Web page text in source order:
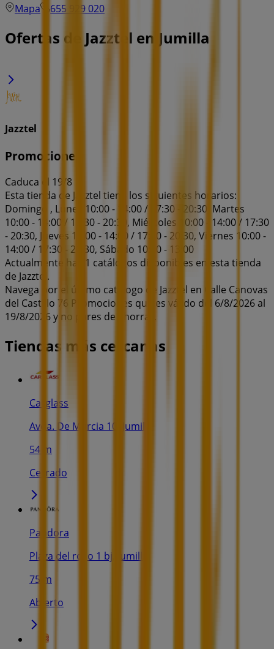
Mapa
655 929 020
Ofertas de Jazztel en Jumilla
Jazztel
Promociones
Caduca el 19/8
Esta tienda de Jazztel tiene los siguientes horarios:
Domingo , Lunes 10:00 - 14:00 / 17:30 - 20:30, Martes
10:00 - 14:00 / 17:30 - 20:30, Miércoles 10:00 - 14:00 / 17:30
- 20:30, Jueves 10:00 - 14:00 / 17:30 - 20:30, Viernes 10:00 -
14:00 / 17:30 - 20:30, Sábado 10:00 - 13:00
Actualmente hay 1 catálogos disponibles en esta tienda
de Jazztel.
Navega por el último catálogo de Jazztel en Calle Canovas
del Castillo 76 Promociones que es válido del 6/8/2026 al
19/8/2026 y no pares de ahorrar.
Tiendas más cercanas
Carglass
Avda. De Murcia 10, Jumilla
54 m
Cerrado
Pandora
Plaza del rollo 1 bj, Jumilla
75 m
Abierto